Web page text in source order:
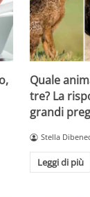
Quale
tre? La
grandi
Stella
Leggi di più